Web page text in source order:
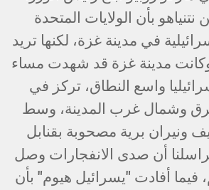
نتنياهو بأن الولايات المتحدة
في مدينة غزة، لكنها تريد
مدينة غزة قد شهدت مساء
واسع النطاق، تركز في
وشمال غرب المدينة، وسط
برية مصحوبة بقنابل
أن صدى الانفجارات وصل
من 100 كم، فيما أفادت "يسرائيل هيوم" بأن